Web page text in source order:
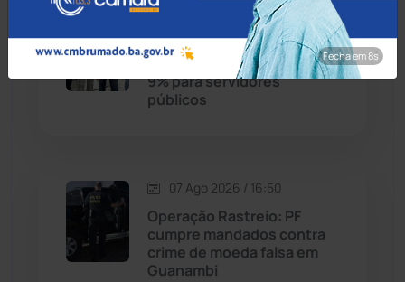
Educação (232)
Érico Cardoso
Eventos
Feira da Mata
07 Ago 2026 / 17:00
Prefeito de Brumado
anuncia reajuste salarial de
9% para servidores
públicos
07 Ago 2026 / 16:50
Operação Rastreio: PF
cumpre mandados contra
crime de moeda falsa em
Guanambi
Fecha em 7s